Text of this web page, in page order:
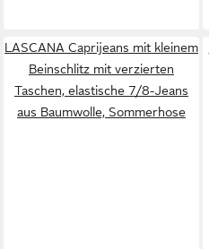
LASCANA Caprijeans mit kleinem
Beinschlitz mit verzierten
Taschen, elastische 7/8-Jeans
aus Baumwolle, Sommerhose